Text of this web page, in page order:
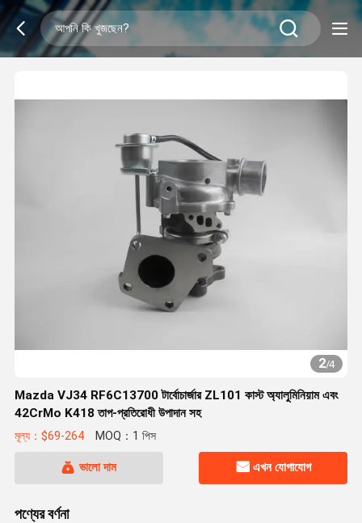
2/4
Mazda VJ34 RF6C13700 টার্বোচার্জার ZL101 কাস্ট অ্যালুমিনিয়াম এবং
42CrMo K418 তাপ-প্রতিরোধী উপাদান সহ
মূল্য：$69-264 MOQ：1 পিস
ভালো দাম এখন যোগাযোগ
পণ্যের বর্ণনা